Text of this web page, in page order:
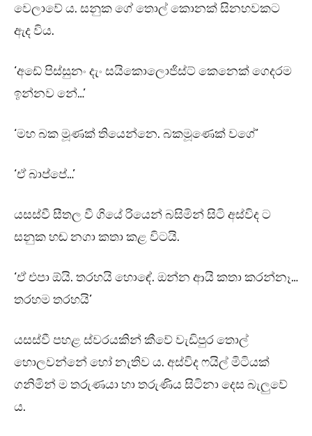
වෙලාවේ ය. සනුක ගේ තොල් කොනක් සිනහවකට
ඇද විය.
‘අඩේ පිස්සුනං දැං සයිකොලොජිස්ට් කෙනෙක් ගෙදරම
ඉන්නව නේ…’
‘මහ බක මූණක් තියෙන්නෙ. බකමූණෙක් වගේ’
‘ඒ බාප්පේ…’
යසස්වී සීතල වී ගියේ රියෙන් බසිමින් සිටි අස්විද ට
සනුක හඬ නගා කතා කළ විටයි.
‘ඒ එපා ඕයි. තරහයි හොඳේ. ඔන්න ආයි කතා කරන්නෑ…
තරහම තරහයි’
යසස්වී පහළ ස්වරයකින් කීවේ වැඩිපුර තොල්
හොලවන්නේ හෝ නැතිව ය. අස්විද ෆයිල් මිටියක්
ගනිමින් ම තරුණයා හා තරුණිය සිටිනා දෙස බැලුවේ
ය.